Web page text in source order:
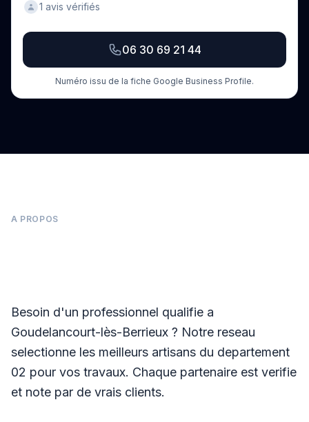
1 avis vérifiés
06 30 69 21 44
Numéro issu de la fiche Google Business Profile.
A PROPOS
Besoin d'un professionnel qualifie a
Goudelancourt-lès-Berrieux ? Notre reseau
selectionne les meilleurs artisans du departement
02 pour vos travaux. Chaque partenaire est verifie
et note par de vrais clients.